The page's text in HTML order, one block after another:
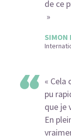
de ce
SIMON
Cela
pu
que je
En